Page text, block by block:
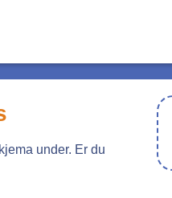
under. Er du